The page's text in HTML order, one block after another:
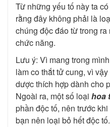
Từ những yếu tố này ta
rằng đây không phải là
chúng độc đáo từ trong
chức năng.
Lưu ý: Vì mang trong
làm co thắt tử cung, vì
dược thích hợp dành cho
Ngoài ra, một số loại hoa
phần độc tố, nên trước
bạn nên loại bỏ hết độc tố.